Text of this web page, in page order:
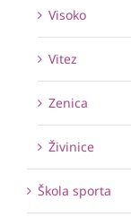
Visoko
Vitez
Zenica
Živinice
Škola sporta